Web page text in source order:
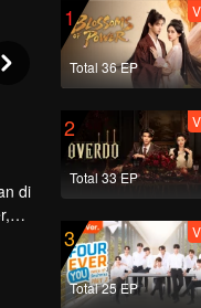
di
1
Total 36 EP
2
Total 33 EP
3
Total 25 EP